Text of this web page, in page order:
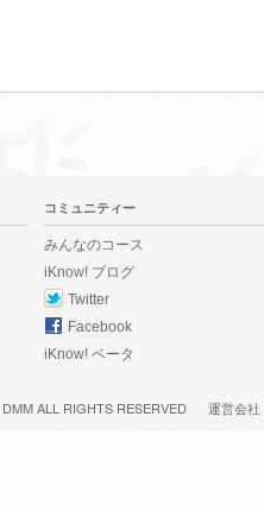
コミュニティー
みんなのコース
iKnow! ブログ
Twitter
Facebook
iKnow! ベータ
DMMALL RIGHTS RESERVED 運営会社